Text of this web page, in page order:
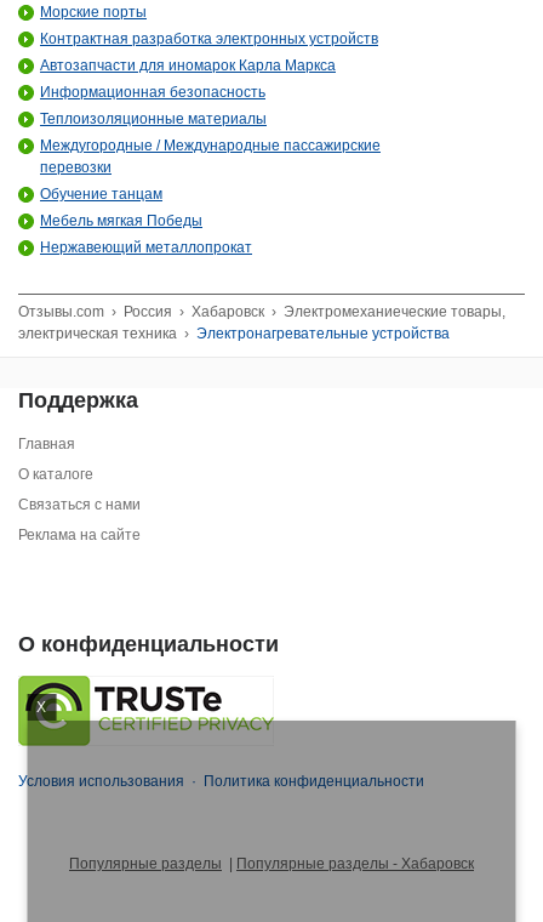
X
Морские порты
Контрактная разработка электронных устройств
Автозапчасти для иномарок Карла Маркса
Информационная безопасность
Теплоизоляционные материалы
Междугородные / Международные пассажирские
перевозки
Обучение танцам
Мебель мягкая Победы
Нержавеющий металлопрокат
Отзывы.com › Россия › Хабаровск › Электромеханиеческие товары,
электрическая техника › Электронагревательные устройства
Поддержка
Главная
О каталоге
Связаться с нами
Реклама на сайте
О конфиденциальности
Условия использования · Политика конфиденциальности
Популярные разделы | Популярные разделы - Хабаровск